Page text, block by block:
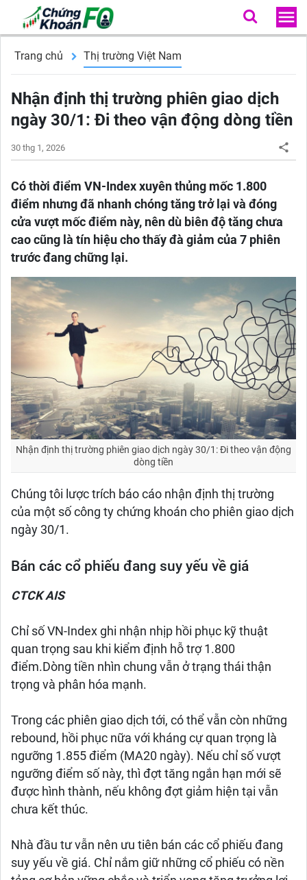
Trang chủ Thị trường Việt Nam
Nhận định thị trường phiên giao dịch
ngày 30/1: Đi theo vận động dòng tiền
30 thg 1, 2026
Có thời điểm VN-Index xuyên thủng mốc 1.800
điểm nhưng đã nhanh chóng tăng trở lại và đóng
cửa vượt mốc điểm này, nên dù biên độ tăng chưa
cao cũng là tín hiệu cho thấy đà giảm của 7 phiên
trước đang chững lại.
Nhận định thị trường phiên giao dịch ngày 30/1: Đi theo vận động
dòng tiền
Chúng tôi lược trích báo cáo nhận định thị trường
của một số công ty chứng khoán cho phiên giao dịch
ngày 30/1.
Bán các cổ phiếu đang suy yếu về giá
CTCK AIS
Chỉ số VN-Index ghi nhận nhịp hồi phục kỹ thuật
quan trọng sau khi kiểm định hỗ trợ 1.800
điểm.Dòng tiền nhìn chung vẫn ở trạng thái thận
trọng và phân hóa mạnh.
Trong các phiên giao dịch tới, có thể vẫn còn những
rebound, hồi phục nữa với kháng cự quan trọng là
ngưỡng 1.855 điểm (MA20 ngày). Nếu chỉ số vượt
ngưỡng điểm số này, thì đợt tăng ngắn hạn mới sẽ
được hình thành, nếu không đợt giảm hiện tại vẫn
chưa kết thúc.
Nhà đầu tư vẫn nên ưu tiên bán các cổ phiếu đang
suy yếu về giá. Chỉ nắm giữ những cổ phiếu có nền